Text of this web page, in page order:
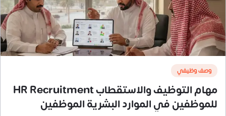
وصف وظيفي
مهام التوظيف والاستقطاب HR Recruitment
للموظفين في الموارد البشرية الموظفين